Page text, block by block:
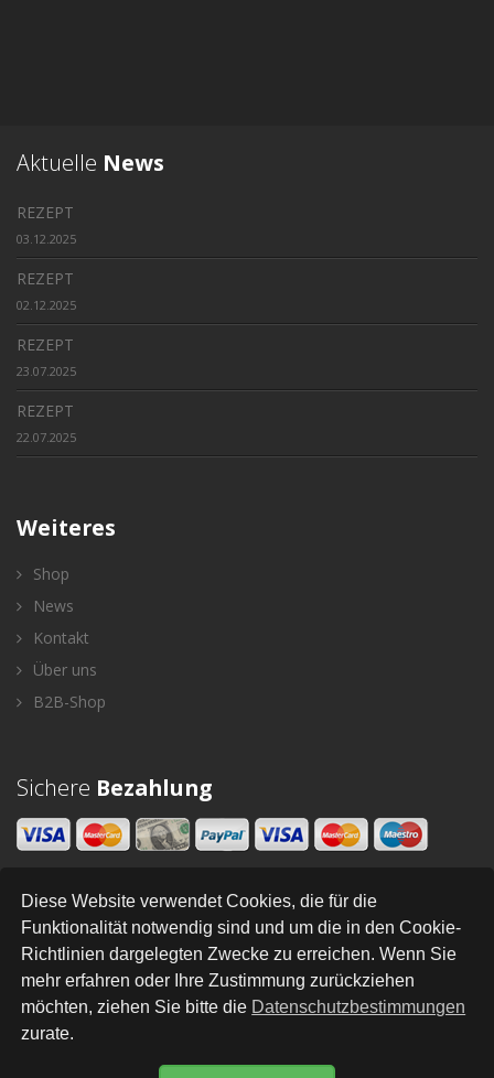
Diese Website verwendet Cookies, die für die
Funktionalität notwendig sind und um die in den Cookie-
Richtlinien dargelegten Zwecke zu erreichen. Wenn Sie
mehr erfahren oder Ihre Zustimmung zurückziehen
möchten, ziehen Sie bitte die Datenschutzbestimmungen
zurate.
Aktuelle News
REZEPT
03.12.2025
REZEPT
02.12.2025
REZEPT
23.07.2025
REZEPT
22.07.2025
Weiteres
Shop
News
Kontakt
Über uns
B2B-Shop
Sichere Bezahlung
Newsletter
SENDEN
Impressum•Versand•Kontakt•